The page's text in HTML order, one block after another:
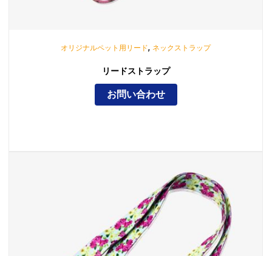
オリジナルペット用リード, ネックストラップ
リードストラップ
お問い合わせ